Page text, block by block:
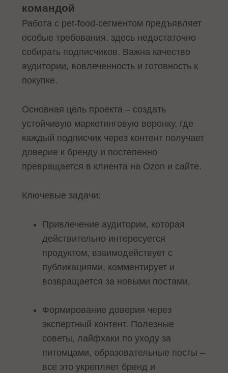
командой
Работа с pet‑food-сегментом предъявляет
особые требования, здесь недостаточно
собирать подписчиков. Важна качество
аудитории, вовлеченность и готовность к
покупке.
Основная цель проекта – создать
устойчивую маркетинговую воронку, где
каждый подписчик через контент получает
доверие к бренду и постепенно
превращается в клиента на Ozon и сайте.
Ключевые задачи:
Привлечение аудитории, которая
действительно интересуется
продуктом, взаимодействует с
публикациями, комментирует и
возвращается за новыми постами.
Формирование доверия через
экспертный контент. Полезные
советы, лайфхаки по уходу за
питомцами, образовательные посты –
все это укрепляет бренд и